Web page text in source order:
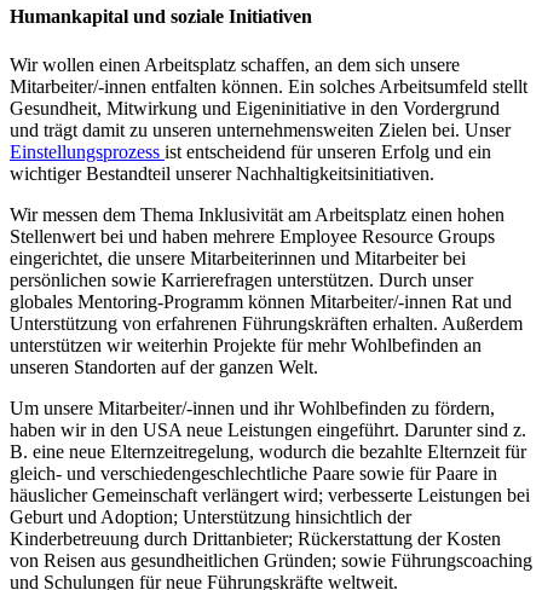
Humankapital und soziale Initiativen
Wir wollen einen Arbeitsplatz schaffen, an dem sich unsere
Mitarbeiter/-innen entfalten können. Ein solches Arbeitsumfeld stellt
Gesundheit, Mitwirkung und Eigeninitiative in den Vordergrund
und trägt damit zu unseren unternehmensweiten Zielen bei. Unser
Einstellungsprozess ist entscheidend für unseren Erfolg und ein
wichtiger Bestandteil unserer Nachhaltigkeitsinitiativen.
Wir messen dem Thema Inklusivität am Arbeitsplatz einen hohen
Stellenwert bei und haben mehrere Employee Resource Groups
eingerichtet, die unsere Mitarbeiterinnen und Mitarbeiter bei
persönlichen sowie Karrierefragen unterstützen. Durch unser
globales Mentoring-Programm können Mitarbeiter/-innen Rat und
Unterstützung von erfahrenen Führungskräften erhalten. Außerdem
unterstützen wir weiterhin Projekte für mehr Wohlbefinden an
unseren Standorten auf der ganzen Welt.
Um unsere Mitarbeiter/-innen und ihr Wohlbefinden zu fördern,
haben wir in den USA neue Leistungen eingeführt. Darunter sind z.
B. eine neue Elternzeitregelung, wodurch die bezahlte Elternzeit für
gleich- und verschiedengeschlechtliche Paare sowie für Paare in
häuslicher Gemeinschaft verlängert wird; verbesserte Leistungen bei
Geburt und Adoption; Unterstützung hinsichtlich der
Kinderbetreuung durch Drittanbieter; Rückerstattung der Kosten
von Reisen aus gesundheitlichen Gründen; sowie Führungscoaching
und Schulungen für neue Führungskräfte weltweit.